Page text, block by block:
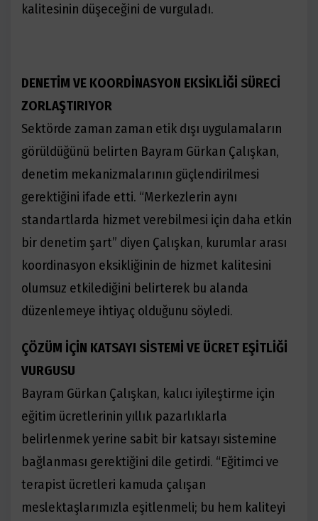
kalitesinin düşeceğini de vurguladı.
DENETİM VE KOORDİNASYON EKSİKLİĞİ SÜRECİ
ZORLAŞTIRIYOR
Sektörde zaman zaman etik dışı uygulamaların
görüldüğünü belirten Bayram Gürkan Çalışkan,
denetim mekanizmalarının güçlendirilmesi
gerektiğini ifade etti. “Merkezlerin aynı
standartlarda hizmet verebilmesi için daha etkin
bir denetim şart” diyen Çalışkan, kurumlar arası
koordinasyon eksikliğinin de hizmet kalitesini
olumsuz etkilediğini belirterek bu alanda
düzenlemeye ihtiyaç olduğunu söyledi.
ÇÖZÜM İÇİN KATSAYI SİSTEMİ VE ÜCRET EŞİTLİĞİ
VURGUSU
Bayram Gürkan Çalışkan, kalıcı iyileştirme için
eğitim ücretlerinin yıllık pazarlıklarla
belirlenmek yerine sabit bir katsayı sistemine
bağlanması gerektiğini dile getirdi. “Eğitimci ve
terapist ücretleri kamuda çalışan
meslektaşlarımızla eşitlenmeli; bu hem kaliteyi